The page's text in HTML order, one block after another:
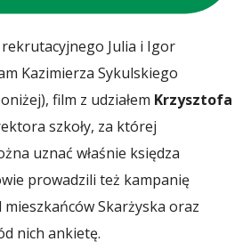
Julia i Igor
Kazimierza Sykulskiego
film z udziałem Krzysztofa
szkoły, za której
uznać właśnie księdza
prowadzili też kampanię
Skarżyska oraz
nich ankietę.